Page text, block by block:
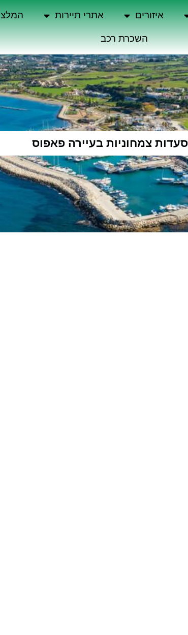
איזורים אתרי תיירות
השכרת רכב
צמחוניות בעיירה פאפוס